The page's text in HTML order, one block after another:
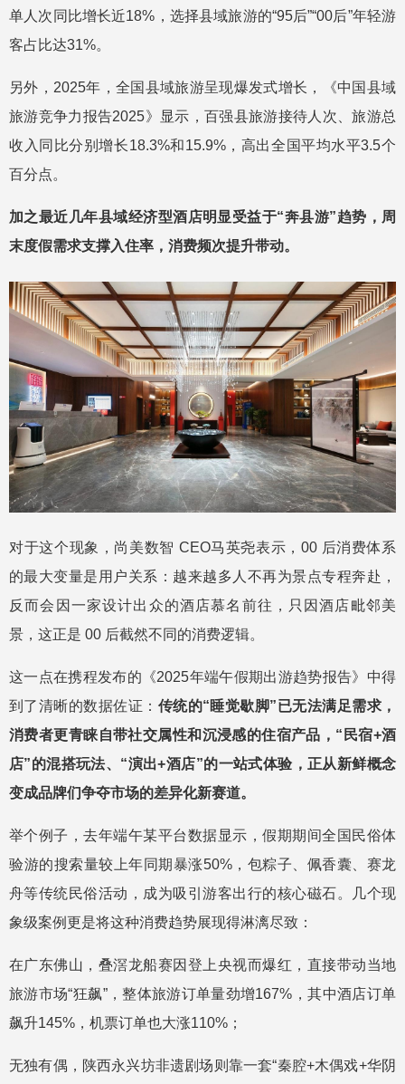
单人次同比增长近18%，选择县域旅游的“95后”“00后”年轻游
客占比达31%。
另外，2025年，全国县域旅游呈现爆发式增长，《中国县域
旅游竞争力报告2025》显示，百强县旅游接待人次、旅游总
收入同比分别增长18.3%和15.9%，高出全国平均水平3.5个
百分点。
加之最近几年县域经济型酒店明显受益于“奔县游”趋势，周
末度假需求支撑入住率，消费频次提升带动。
对于这个现象，尚美数智 CEO马英尧表示，00 后消费体系
的最大变量是用户关系：越来越多人不再为景点专程奔赴，
反而会因一家设计出众的酒店慕名前往，只因酒店毗邻美
景，这正是 00 后截然不同的消费逻辑。
这一点在携程发布的《2025年端午假期出游趋势报告》中得
到了清晰的数据佐证： 传统的“睡觉歇脚”已无法满足需求，
消费者更青睐自带社交属性和沉浸感的住宿产品，“民宿+酒
店”的混搭玩法、“演出+酒店”的一站式体验，正从新鲜概念
变成品牌们争夺市场的差异化新赛道。
举个例子，去年端午某平台数据显示，假期期间全国民俗体
验游的搜索量较上年同期暴涨50%，包粽子、佩香囊、赛龙
舟等传统民俗活动，成为吸引游客出行的核心磁石。几个现
象级案例更是将这种消费趋势展现得淋漓尽致：
在广东佛山，叠滘龙船赛因登上央视而爆红，直接带动当地
旅游市场“狂飙”，整体旅游订单量劲增167%，其中酒店订单
飙升145%，机票订单也大涨110%；
无独有偶，陕西永兴坊非遗剧场则靠一套“秦腔+木偶戏+华阴